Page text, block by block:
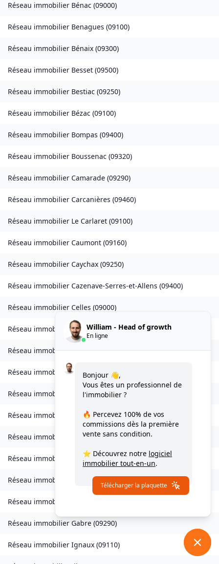
Réseau immobilier Bénac (09000)
Réseau immobilier Benagues (09100)
Réseau immobilier Bénaix (09300)
Réseau immobilier Besset (09500)
Réseau immobilier Bestiac (09250)
Réseau immobilier Bézac (09100)
Réseau immobilier Bompas (09400)
Réseau immobilier Boussenac (09320)
Réseau immobilier Camarade (09290)
Réseau immobilier Carcanières (09460)
Réseau immobilier Le Carlaret (09100)
Réseau immobilier Caumont (09160)
Réseau immobilier Caychax (09250)
Réseau immobilier Cazenave-Serres-et-Allens (09400)
Réseau immobilier Celles (09000)
Réseau immobilierChâteau-Verdun(09310)
Réseau immobilierClermont(09420)
Réseau immobilierCoussa(09120)
Réseau immobilier Daumazan-sur-Arize
Réseau immobilier Esplas (09700)
Réseau immobilier Esplas-de-Sérou(09420)
Réseau immobilier Eycheil(09200)
Réseau immobilier (
Réseau immobilier
Réseau immobilier Gabre (09290)
Réseau immobilier Ignaux (09110)
William - Head of growth
En ligne
Bonjour 👋,
Vous êtes un professionnel de
l'immobilier ?
🔥 Percevez 100% de vos
commissions dès la première
vente sans condition.
⭐ Découvrez notre logiciel
immobilier tout-en-un.
Télécharger la plaquette